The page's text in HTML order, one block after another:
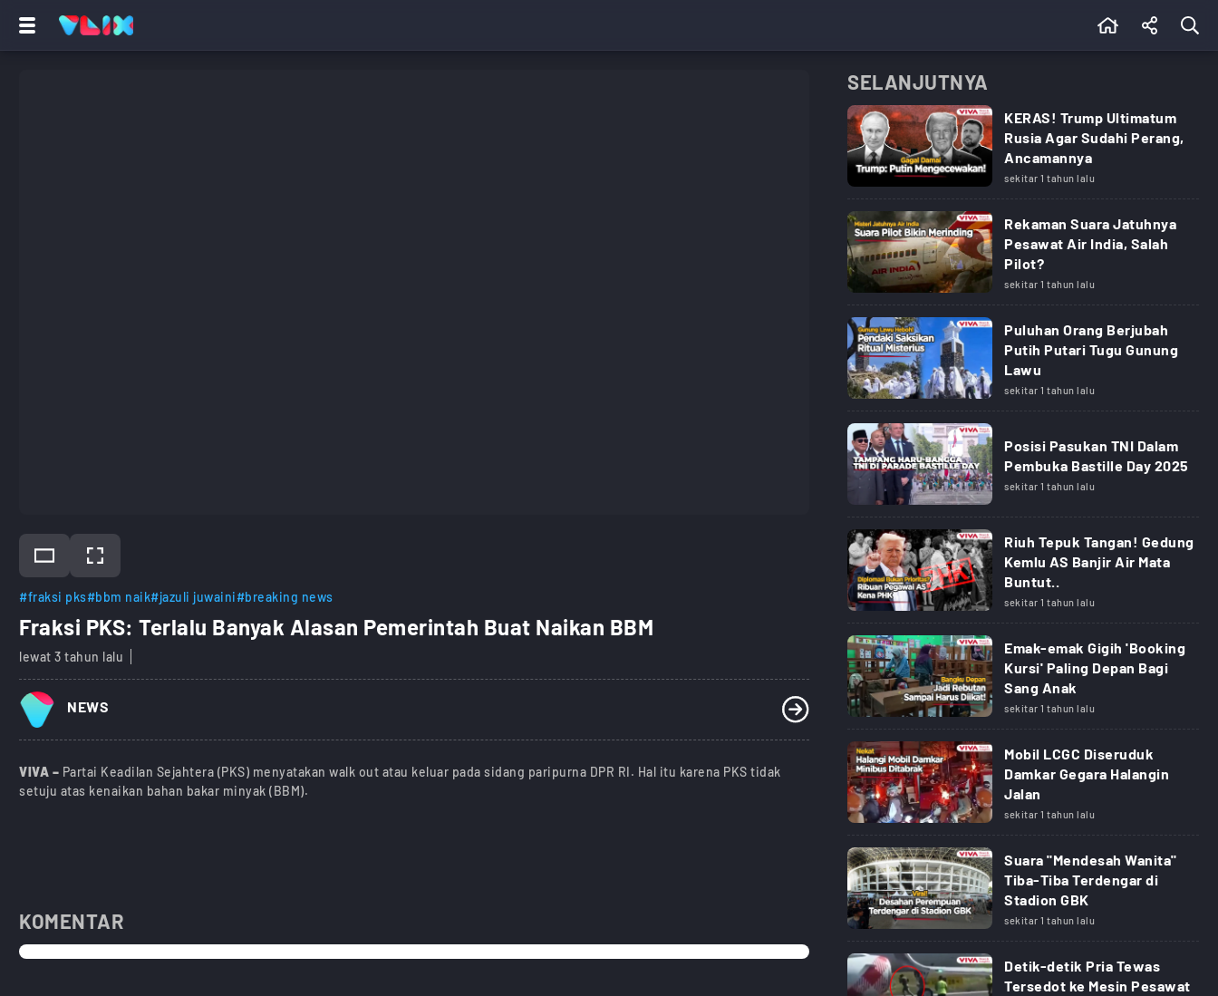
#fraksi pks#bbm naik#jazuli juwaini#breaking news
Fraksi PKS: Terlalu Banyak Alasan Pemerintah Buat Naikan BBM
lewat 3 tahun lalu
NEWS
VIVA – Partai Keadilan Sejahtera (PKS) menyatakan walk out atau keluar pada sidang paripurna DPR RI. Hal itu karena PKS tidak
setuju atas kenaikan bahan bakar minyak (BBM).
KOMENTAR
SELANJUTNYA
KERAS! Trump Ultimatum
Rusia Agar Sudahi Perang,
Ancamannya
sekitar 1 tahun lalu
Rekaman Suara Jatuhnya
Pesawat Air India, Salah
Pilot?
sekitar 1 tahun lalu
Puluhan Orang Berjubah
Putih Putari Tugu Gunung
Lawu
sekitar 1 tahun lalu
Posisi Pasukan TNI Dalam
Pembuka Bastille Day 2025
sekitar 1 tahun lalu
Riuh Tepuk Tangan! Gedung
Kemlu AS Banjir Air Mata
Buntut..
sekitar 1 tahun lalu
Emak-emak Gigih 'Booking
Kursi' Paling Depan Bagi
Sang Anak
sekitar 1 tahun lalu
Mobil LCGC Diseruduk
Damkar Gegara Halangin
Jalan
sekitar 1 tahun lalu
Suara "Mendesah Wanita"
Tiba-Tiba Terdengar di
Stadion GBK
sekitar 1 tahun lalu
Detik-detik Pria Tewas
Tersedot ke Mesin Pesawat